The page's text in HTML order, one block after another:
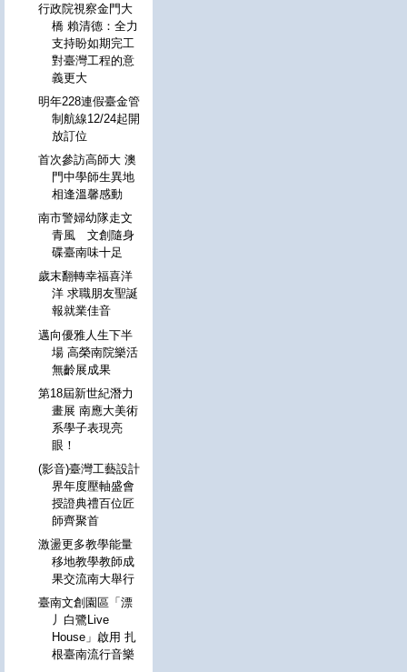
行政院視察金門大
橋 賴清德：全力
支持盼如期完工
對臺灣工程的意
義更大
明年228連假臺金管
制航線12/24起開
放訂位
首次參訪高師大 澳
門中學師生異地
相逢溫馨感動
南市警婦幼隊走文
青風 文創隨身
碟臺南味十足
歲末翻轉幸福喜洋
洋 求職朋友聖誕
報就業佳音
邁向優雅人生下半
場 高榮南院樂活
無齡展成果
第18屆新世紀潛力
畫展 南應大美術
系學子表現亮
眼！
(影音)臺灣工藝設計
界年度壓軸盛會
授證典禮百位匠
師齊聚首
激盪更多教學能量
移地教學教師成
果交流南大舉行
臺南文創園區「漂
丿白鷺Live
House」啟用 扎
根臺南流行音樂